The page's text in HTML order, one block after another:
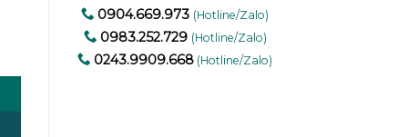
0904.669.973 (Hotline/Zalo)
0983.252.729 (Hotline/Zalo)
0243.9909.668 (Hotline/Zalo)